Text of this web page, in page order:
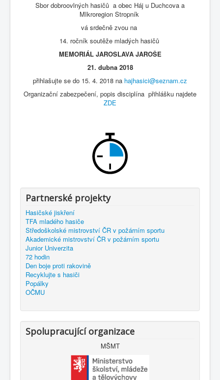
Sbor dobroovlných hasičů a obec Háj u Duchcova a
MIkroregion Stropník
vá srdečně zvou na
14. ročník soutěže mladých hasičů
MEMORIÁL JAROSLAVA JAROŠE
21. dubna 2018
přihlašujte se do 15. 4. 2018 na hajhasici@seznam.cz
Organizační zabezpečení, popis disciplína přihlášku najdete
ZDE
Partnerské projekty
Hasičské jiskření
TFA mladého hasiče
Středoškolské mistrovství ČR v požárním sportu
Akademické mistrovství ČR v požárním sportu
Junior Univerzita
72 hodin
Den boje proti rakovině
Recyklujte s hasiči
Popálky
OČMU
Spolupracující organizace
MŠMT